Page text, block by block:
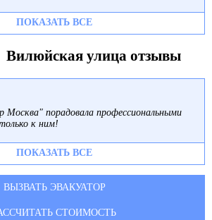
ПОКАЗАТЬ ВСЕ
Вилюйская улица отзывы
Москва" порадовала профессиональными
к ним!
ПОКАЗАТЬ ВСЕ
ВЫЗВАТЬ ЭВАКУАТОР
СТОИМОСТЬ